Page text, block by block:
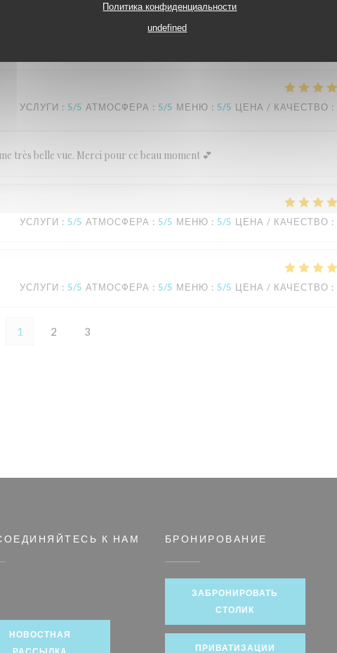
Политика конфиденциальности
undefined
УСЛУГИ : 5/5 АТМОСФЕРА : 5/5 МЕНЮ : 5/5 ЦЕНА / КАЧЕСТВО :
très belle vue. Merci pour ce beau moment 💕
УСЛУГИ : 5/5 АТМОСФЕРА : 5/5 МЕНЮ : 5/5 ЦЕНА / КАЧЕСТВО :
УСЛУГИ : 5/5 АТМОСФЕРА : 5/5 МЕНЮ : 5/5 ЦЕНА / КАЧЕСТВО :
1 2 3
окне))
К НАМ
НОВОСТНАЯ
БРОНИРОВАНИЕ
ЗАБРОНИРОВАТЬ
СТОЛИК
ПРИВАТИЗАЦИИ